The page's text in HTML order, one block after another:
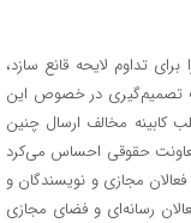
تداوم لایحه قانع سازد،
تصمیم‌گیری در خصوص این
کابینه مخالف ارسال چنین
حقوقی احساس می‌کرد
مجازی و نویسندگان و
رسانه‌ای و فضای مجازی